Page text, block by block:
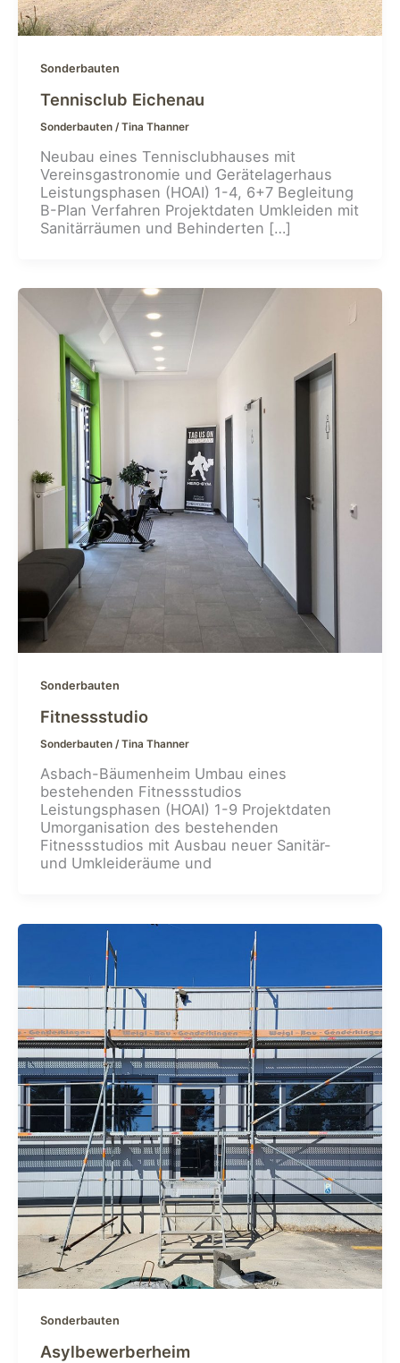
Sonderbauten
Tennisclub Eichenau
Sonderbauten/Tina Thanner
Neubau eines Tennisclubhauses mit
Vereinsgastronomie und Gerätelagerhaus
Leistungsphasen (HOAI) 1-4, 6+7 Begleitung
B-Plan Verfahren Projektdaten Umkleiden mit
Sanitärräumen und Behinderten […]
Sonderbauten
Fitnessstudio
Sonderbauten/Tina Thanner
Asbach-Bäumenheim Umbau eines
bestehenden Fitnessstudios
Leistungsphasen (HOAI) 1-9 Projektdaten
Umorganisation des bestehenden
Fitnessstudios mit Ausbau neuer Sanitär-
und Umkleideräume und
Sonderbauten
Asylbewerberheim